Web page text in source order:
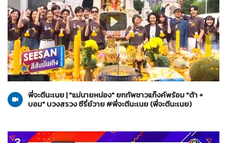
09-11-2565
พี่จะตีนะเนย
พี่จะตีนะเนย | "แม่นายหน่อง" ยกทัพชาวแก๊งค์พร้อม "ต้า +
บอม" บวงสรวง ซีรี่ย์วาย #พี่จะตีนะเนย (พี่จะตีนะเนย)